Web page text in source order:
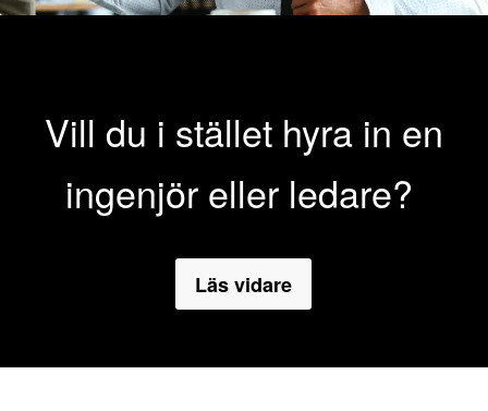
Vill du i stället hyra in en
ingenjör eller ledare?
Läs vidare